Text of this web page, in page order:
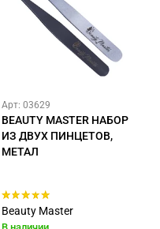
Арт: 03629
BEAUTY MASTER НАБОР
ИЗ ДВУХ ПИНЦЕТОВ,
МЕТАЛ
Beauty Master